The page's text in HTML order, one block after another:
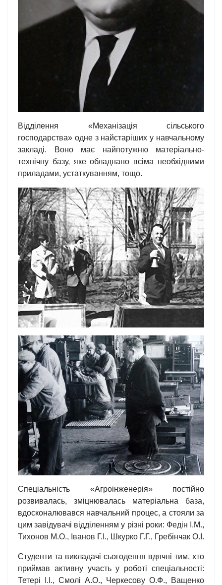
Відділення «Механізація сільського
господарства» одне з найстаріших у навчальному
закладі. Воно має найпотужню матеріально-
технічну базу, яке обладнано всіма необхідними
приладами, устаткуванням, тощо.
Спеціальність «Агроінженерія» постійно
розвивалась, зміцнювалась матеріальна база,
вдосконалювався навчальний процес, а стояли за
цим завідувачі відділенням у різні роки: Федін І.М.,
Тихонов М.О., Іванов Г.І., Шкурко Г.Г., Гребінчак О.І.
Студенти та викладачі сьогодення вдячні тим, хто
приймав активну участь у роботі спеціальності:
Тетері І.І., Смолі А.О., Черкесову О.Ф., Ващенко